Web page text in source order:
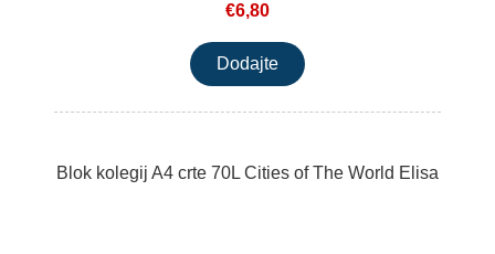
€6,80
Blok kolegij A4 crte 70L Cities of The World Elisa